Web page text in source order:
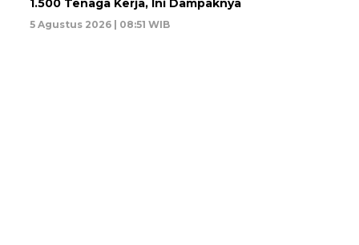
1.500 Tenaga Kerja, Ini Dampaknya
5 Agustus 2026 | 08:51 WIB